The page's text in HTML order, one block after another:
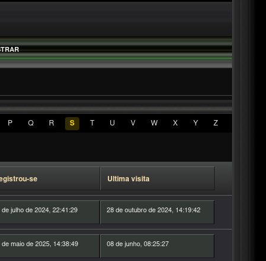
P Q R S U V W X Y Z
se Ultima visita
de julho de 2024, 22:41:29 28 de outubro de 2024, 14:19:42
de maio de 2025, 14:38:49 08 de junho, 08:25:27